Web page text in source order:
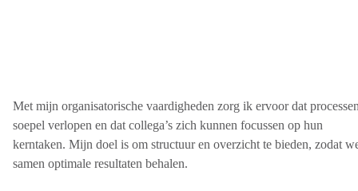
Met mijn organisatorische vaardigheden zorg ik ervoor dat
soepel verlopen en dat collega’s zich kunnen focussen op hun
kerntaken. Mijn doel is om structuur en overzicht te bieden, zodat
samen optimale resultaten behalen.